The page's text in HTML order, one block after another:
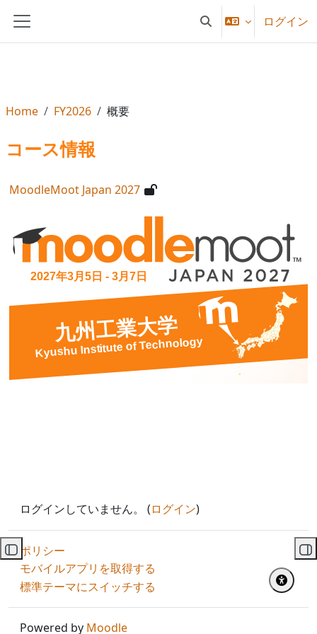
サイドパネル 検索入力に切り替える
ログイン
コースインデックスを開く
Home FY2026 概要
コース情報
MoodleMoot Japan 2027
ログインしていません。 (ログイン)
ポリシー
モバイルアプリを取得する
標準テーマにスイッチする
Powered by Moodle